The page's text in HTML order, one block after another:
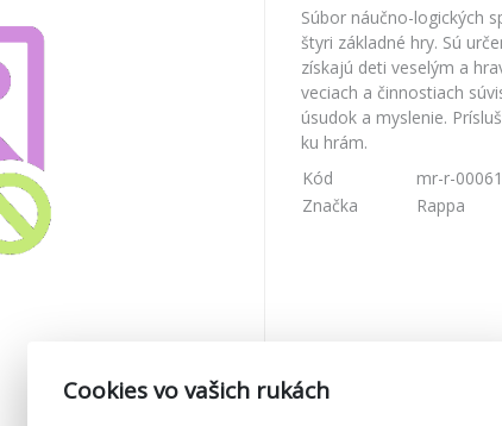
Súbor náučno-logických
štyri základné hry. Sú
získajú deti veselým a
veciach a činnostiach
úsudok a myslenie.
ku hrám.
Kód
mr-r-00061
Značka
Rappa
Cookies vo vašich rukách